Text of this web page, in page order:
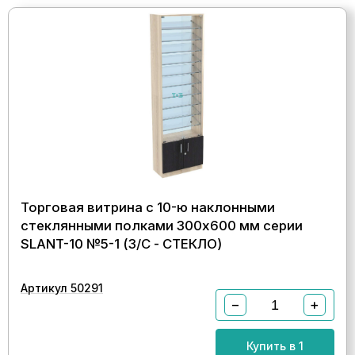
Торговая витрина с 10-ю наклонными
стеклянными полками 300x600 мм серии
SLANT-10 №5-1 (З/C - СТЕКЛО)
Артикул 50291
− +
Купить в 1